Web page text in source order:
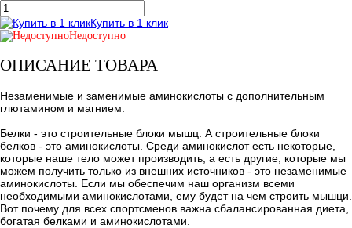
Купить в 1 клик
Недоступно
ОПИСАНИЕ ТОВАРА
Незаменимые и заменимые аминокислоты с дополнительным
глютамином и магнием.
Белки - это строительные блоки мышц. А строительные блоки
белков - это аминокислоты. Среди аминокислот есть некоторые,
которые наше тело может производить, а есть другие, которые мы
можем получить только из внешних источников - это незаменимые
аминокислоты. Если мы обеспечим наш организм всеми
необходимыми аминокислотами, ему будет на чем строить мышци.
Вот почему для всех спортсменов важна сбалансированная диета,
богатая белками и аминокислотами.